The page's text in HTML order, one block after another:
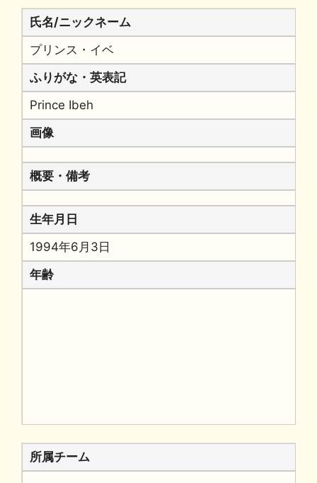
氏名/ニックネーム
プリンス・イベ
ふりがな・英表記
Prince Ibeh
画像
概要・備考
生年月日
1994年6月3日
年齢
所属チーム